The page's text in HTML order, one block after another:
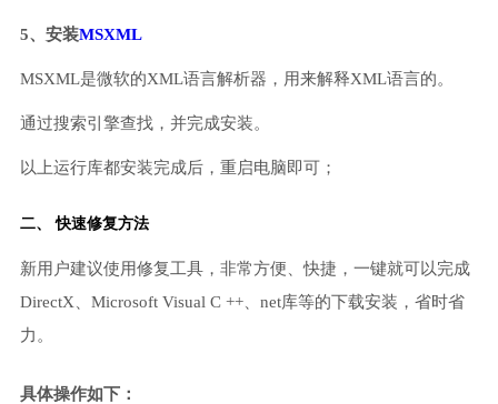
5、安装MSXML
MSXML是微软的XML语言解析器，用来解释XML语言的。
通过搜索引擎查找，并完成安装。
以上运行库都安装完成后，重启电脑即可；
二、 快速修复方法
新用户建议使用修复工具，非常方便、快捷，一键就可以完成
DirectX、Microsoft Visual C ++、net库等的下载安装，省时省
力。
具体操作如下：